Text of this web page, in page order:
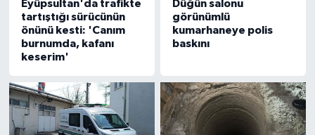
Eyüpsultan'da trafikte
tartıştığı sürücünün
önünü kesti: 'Canım
burnumda, kafanı
keserim'
Düğün salonu
görünümlü
kumarhaneye polis
baskını